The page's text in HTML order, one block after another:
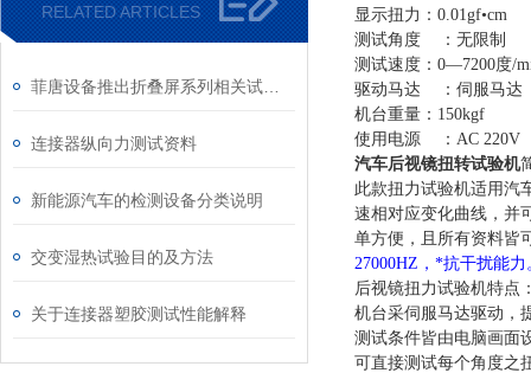
RELATED ARTICLES
连接器纵向力测试资料
新能源汽车的检测设备分类说明
交变湿热试验目的及方法
关于连接器塑胶测试性能解释
显示扭力：0.01gf•cm
测试角度 ：无限制
测试速度：0—7200度/
驱动马达 ：伺服马达
机台重量：150kgf
使用电源 ：AC 220V
汽车后视镜扭转试验机
此款扭力试验机适用汽
速相对应变化曲线，并
单方便，且所有资料皆
27000HZ，*抗干扰能力
后视镜扭力试验机特点
机台采伺服马达驱动，
测试条件皆由电脑画面
可直接测试每个角度之